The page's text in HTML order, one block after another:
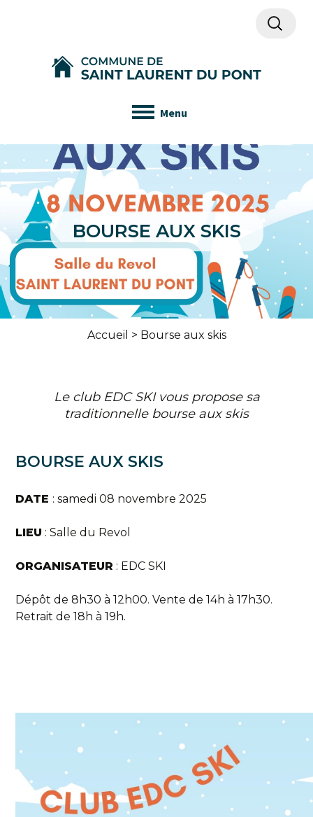
Menu
BOURSE AUX SKIS
Accueil > Bourse aux skis
Le club EDC SKI vous propose sa
traditionnelle bourse aux skis
BOURSE AUX SKIS
DATE : samedi 08 novembre 2025
LIEU : Salle du Revol
ORGANISATEUR : EDC SKI
Dépôt de 8h30 à 12h00. Vente de 14h à 17h30.
Retrait de 18h à 19h.